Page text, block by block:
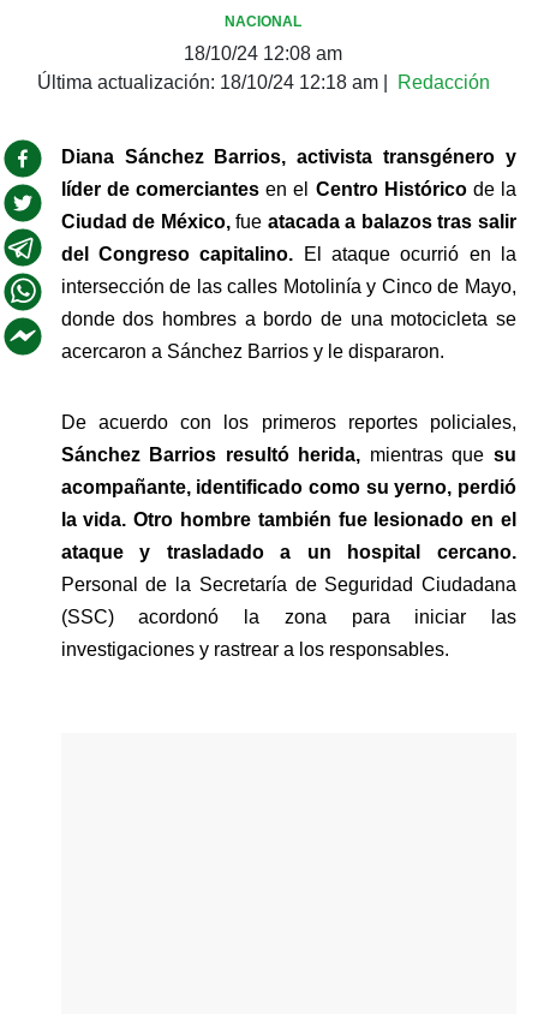
NACIONAL
18/10/24 12:08 am
Última actualización: 18/10/24 12:18 am| Redacción
Diana Sánchez Barrios, activista transgénero y
líder de comerciantes en el Centro Histórico
Ciudad de México, fue atacada a balazos tras salir
del Congreso capitalino.
El ataque ocurrió en la
intersección de las calles Motolinía y Cinco de Mayo,
donde dos hombres a bordo de una motocicleta se
acercaron a Sánchez Barrios y le dispararon.
Sánchez Barrios resultó herida, mientras que su
acompañante, identificado como su yerno, perdió
la vida. Otro hombre también fue lesionado en el
ataque y trasladado a un hospital cercano.
Personal de la Secretaría de Seguridad Ciudadana
(SSC) acordonó la zona para iniciar las
investigaciones y rastrear a los responsables.